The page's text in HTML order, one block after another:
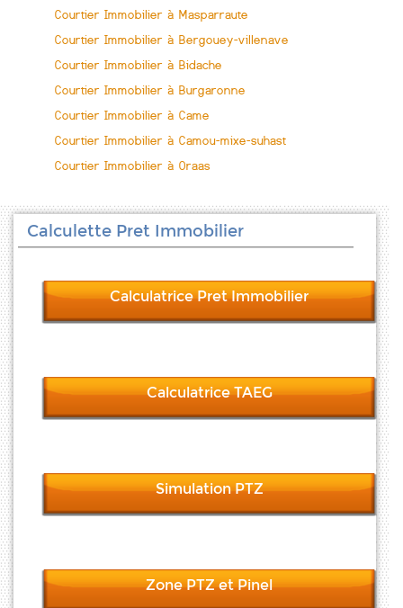
Courtier Immobilier à Masparraute
Courtier Immobilier à Bergouey-villenave
Courtier Immobilier à Bidache
Courtier Immobilier à Burgaronne
Courtier Immobilier à Came
Courtier Immobilier à Camou-mixe-suhast
Courtier Immobilier à Oraas
Calculette Pret Immobilier
Calculatrice Pret Immobilier
Calculatrice TAEG
Simulation PTZ
Zone PTZ et Pinel